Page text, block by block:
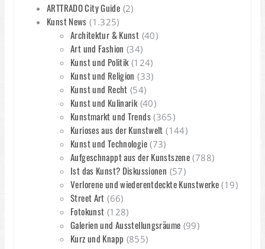
ARTTRADO City Guide (2)
Kunst News (1.325)
Architektur & Kunst (40)
Art und Fashion (34)
Kunst und Politik(124)
Kunst und Religion (33)
Kunst und Recht (54)
Kunst und Kulinarik(40)
Kunstmarkt und Trends(365)
Kurioses aus der Kunstwelt (144)
Kunst und Technologie(73)
Aufgeschnappt aus der Kunstszene (788)
Ist das Kunst? Diskussionen (57)
Verlorene und wiederentdeckte Kunstwerke (19)
Street Art (66)
Fotokunst (128)
Galerien und Ausstellungsräume (99)
Kurz und Knapp (855)